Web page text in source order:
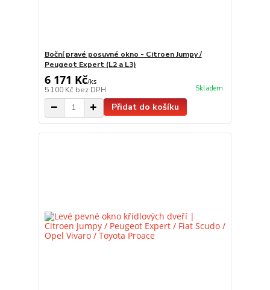
Boční pravé posuvné okno - Citroen Jumpy /
Peugeot Expert (L2 a L3)
6 171 Kč/ks
5 100 Kč bez DPH Skladem
Přidat do košíku